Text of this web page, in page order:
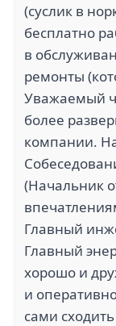
(суслик в
бесплатно
в
ремонты
Уважаемый
более
компании.
(Начальник
Главный
Главный
хорошо и
и
сами